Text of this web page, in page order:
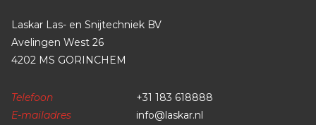
EN 407:2021 ed. 2 (EN 407:2020)
Laskar Las- en Snijtechniek BV
Avelingen West 26
4202 MS GORINCHEM
Telefoon
+31 183 618888
E-mailadres
info@laskar.nl